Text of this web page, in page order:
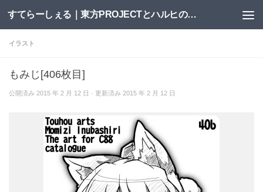
コンテンツへスキップ すてらーしぇる｜東方PROJECTとハルヒの二次創作サイト
イラスト
もみじ[406枚目]
公開済み 2015 年 2 月 12 日 · 更新済み 2015 年 2 月 12 日